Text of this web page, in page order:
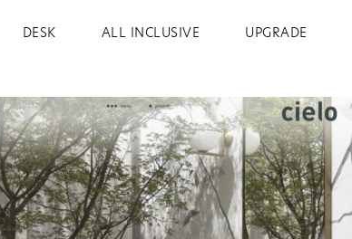
DESK ALL INCLUSIVE UPGRADE